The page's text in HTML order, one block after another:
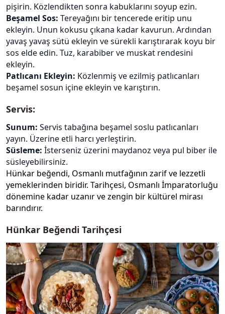
pişirin. Közlendikten sonra kabuklarını soyup ezin.
Beşamel Sos: Tereyağını bir tencerede eritip unu
ekleyin. Unun kokusu çıkana kadar kavurun. Ardından
yavaş yavaş sütü ekleyin ve sürekli karıştırarak koyu bir
sos elde edin. Tuz, karabiber ve muskat rendesini
ekleyin.
Patlıcanı Ekleyin: Közlenmiş ve ezilmiş patlıcanları
beşamel sosun içine ekleyin ve karıştırın.
Servis:
Sunum: Servis tabağına beşamel soslu patlıcanları
yayın. Üzerine etli harcı yerleştirin.
Süsleme: İsterseniz üzerini maydanoz veya pul biber ile
süsleyebilirsiniz.
Hünkar beğendi, Osmanlı mutfağının zarif ve lezzetli
yemeklerinden biridir. Tarihçesi, Osmanlı İmparatorluğu
dönemine kadar uzanır ve zengin bir kültürel mirası
barındırır.
Hünkar Beğendi Tarihçesi